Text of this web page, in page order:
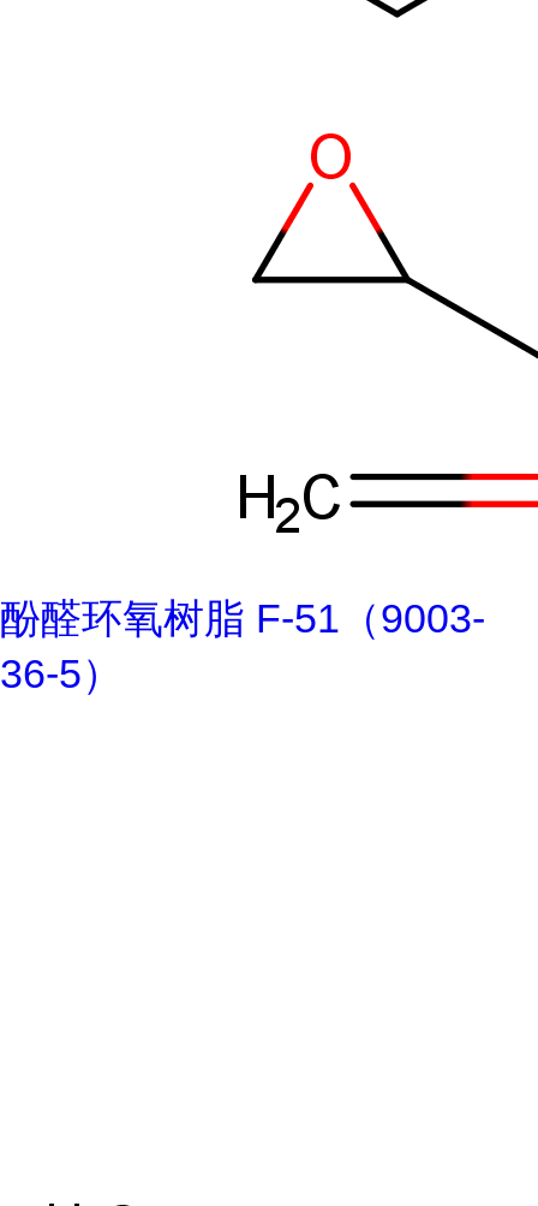
酚醛环氧树脂 F-51（9003-
36-5）